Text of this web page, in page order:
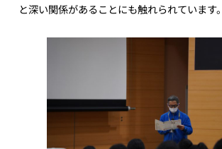
と深い関係があることにも触れられています。